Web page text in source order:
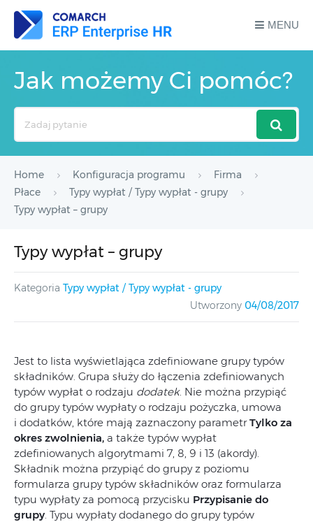
MENU
Jak możemy Ci pomóc?
Home Konfiguracja programu
Firma
Płace
Typy wypłat / Typy wypłat - grupy
Typy wypłat – grupy
Typy wypłat – grupy
Kategoria Typy wypłat / Typy wypłat - grupy
Utworzony 04/08/2017
Jest to lista wyświetlająca zdefiniowane grupy typów
składników. Grupa służy do łączenia zdefiniowanych
typów wypłat o rodzaju dodatek. Nie można przypiąć
do grupy typów wypłaty o rodzaju pożyczka, umowa
i dodatków, które mają zaznaczony parametrTylko za
okres zwolnienia, a także typów wypłat
zdefiniowanych algorytmami 7, 8, 9 i 13 (akordy).
Składnik można przypiąć do grupy z poziomu
formularza grupy typów składników oraz formularza
typu wypłaty za pomocą przycisku Przypisanie do
grupy. Typu wypłaty dodanego do grupy typów